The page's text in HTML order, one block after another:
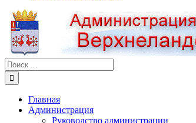
Результат
поиска:
Главная
Администрация
Руководство администрации